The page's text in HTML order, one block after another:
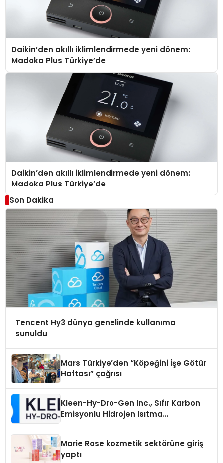
Daikin’den akıllı iklimlendirmede yeni dönem:
Madoka Plus Türkiye’de
Daikin’den akıllı iklimlendirmede yeni dönem:
Madoka Plus Türkiye’de
Son Dakika
Tencent Hy3 dünya genelinde kullanıma
sunuldu
Mars Türkiye’den “Köpeğini İşe Götür
Haftası” çağrısı
Kleen-Hy-Dro-Gen Inc., Sıfır Karbon
Emisyonlu Hidrojen Isıtma
Marie Rose kozmetik sektörüne giriş
yaptı